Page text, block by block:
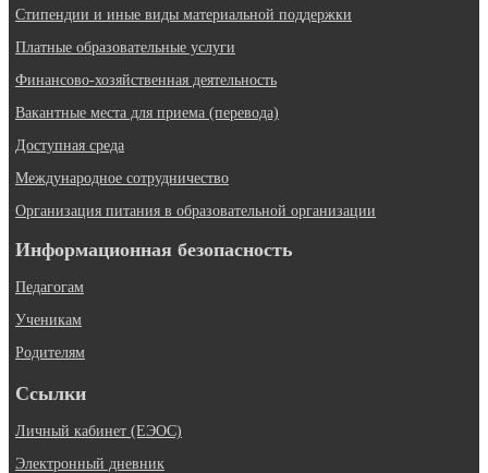
Стипендии и иные виды материальной поддержки
Платные образовательные услуги
Финансово-хозяйственная деятельность
Вакантные места для приема (перевода)
Доступная среда
Международное сотрудничество
Организация питания в образовательной организации
Информационная безопасность
Педагогам
Ученикам
Родителям
Ссылки
Личный кабинет (ЕЭОС)
Электронный дневник